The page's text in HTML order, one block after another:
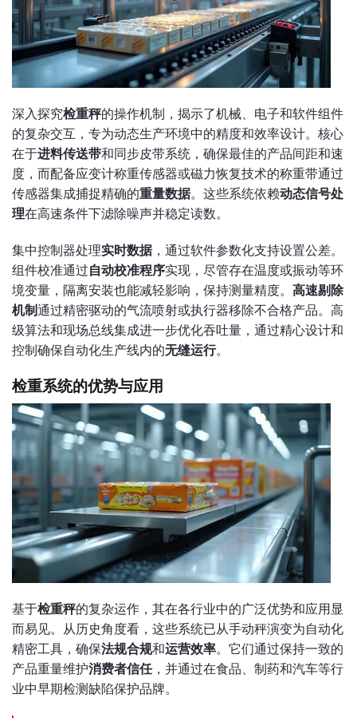
深入探究检重秤的操作机制，揭示了机械、电子和软件组件
的复杂交互，专为动态生产环境中的精度和效率设计。核心
在于进料传送带和同步皮带系统，确保最佳的产品间距和速
度，而配备应变计称重传感器或磁力恢复技术的称重带通过
传感器集成捕捉精确的重量数据。这些系统依赖动态信号处
理在高速条件下滤除噪声并稳定读数。
集中控制器处理实时数据，通过软件参数化支持设置公差。
组件校准通过自动校准程序实现，尽管存在温度或振动等环
境变量，隔离安装也能减轻影响，保持测量精度。 高速剔除
机制通过精密驱动的气流喷射或执行器移除不合格产品。高
级算法和现场总线集成进一步优化吞吐量，通过精心设计和
控制确保自动化生产线内的无缝运行。
检重系统的优势与应用
基于检重秤的复杂运作，其在各行业中的广泛优势和应用显
而易见。从历史角度看，这些系统已从手动秤演变为自动化
精密工具，确保法规合规和运营效率。它们通过保持一致的
产品重量维护消费者信任，并通过在食品、制药和汽车等行
业中早期检测缺陷保护品牌。